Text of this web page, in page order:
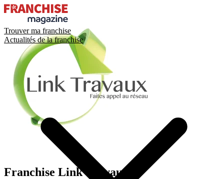
Trouver ma franchise
Actualités de la franchise
Franchise Link Travaux